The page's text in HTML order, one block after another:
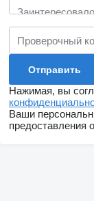
Нажимая, вы
Ваши
предоставления